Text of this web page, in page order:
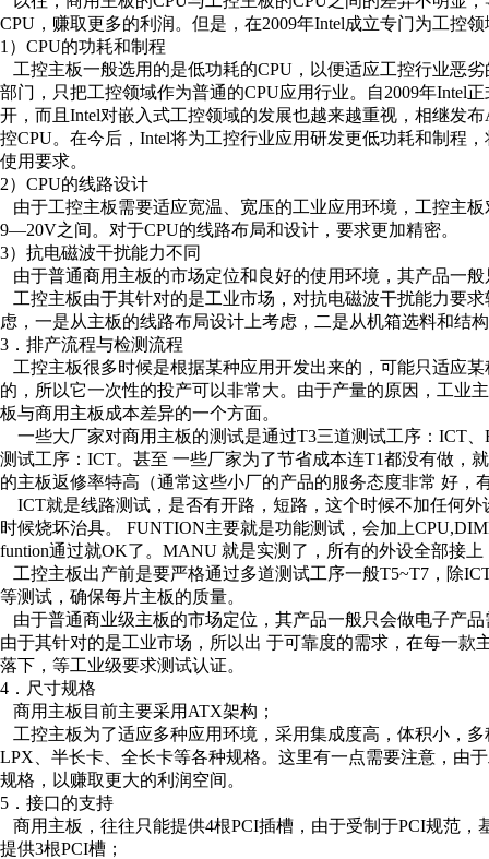
CPU，赚取更多的利润。但是，在2009年Intel成立专门为工控
1）CPU的功耗和制程
工控主板一般选用的是低功耗的CPU，以便适应工控行业恶
部门，只把工控领域作为普通的CPU应用行业。自2009年Intel
开，而且Intel对嵌入式工控领域的发展也越来越重视，相继发
控CPU。在今后，Intel将为工控行业应用研发更低功耗和制程
使用要求。
2）CPU的线路设计
由于工控主板需要适应宽温、宽压的工业应用环境，工控主
9—20V之间。对于CPU的线路布局和设计，要求更加精密。
3）抗电磁波干扰能力不同
由于普通商用主板的市场定位和良好的使用环境，其产品一
工控主板由于其针对的是工业市场，对抗电磁波干扰能力要
虑，一是从主板的线路布局设计上考虑，二是从机箱选料和结
3．排产流程与检测流程
工控主板很多时候是根据某种应用开发出来的，可能只适应
的，所以它一次性的投产可以非常大。由于产量的原因，工业
板与商用主板成本差异的一个方面。
一些大厂家对商用主板的测试是通过T3三道测试工序：ICT
测试工序：ICT。甚至 一些厂家为了节省成本连T1都没有做，
的主板返修率特高（通常这些小厂的产品的服务态度非常 好，
ICT就是线路测试，是否有开路，短路，这个时候不加任何
时候烧坏治具。 FUNTION主要就是功能测试，会加上
funtion通过就OK了。MANU 就是实测了，所有的外设全部接
工控主板出产前是要严格通过多道测试工序一般T5~T7，除
等测试，确保每片主板的质量。
由于普通商业级主板的市场定位，其产品一般只会做电子产
由于其针对的是工业市场，所以出 于可靠度的需求，在每一款
落下，等工业级要求测试认证。
4．尺寸规格
商用主板目前主要采用ATX架构；
工控主板为了适应多种应用环境，采用集成度高，体积小，
LPX、半长卡、全长卡等各种规格。这里有一点需要注意，由
规格，以赚取更大的利润空间。
5．接口的支持
商用主板，往往只能提供4根PCI插槽，由于受制于PCI规范
提供3根PCI槽；